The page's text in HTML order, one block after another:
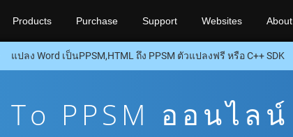
Products Purchase Support Websites About
แปลง Word เป็นPPSM,HTML ถึง PPSM ตัวแปลงฟรี หรือ C++ SDK
PPSM ออนไลน์